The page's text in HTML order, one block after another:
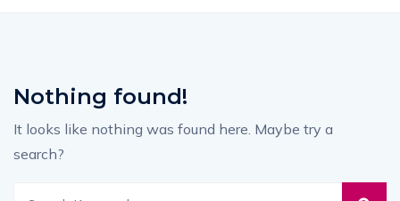
Nothing found!
It looks like nothing was found here. Maybe try a
search?